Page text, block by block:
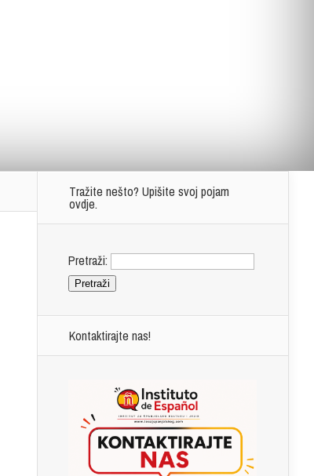
Tražite nešto? Upišite svoj pojam
ovdje.
Pretraži:
Kontaktirajte nas!